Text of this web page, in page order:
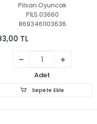
Pilsan Oyuncak
PİLS.03660
8693461103636
TL
Adet
Sepete Ekle